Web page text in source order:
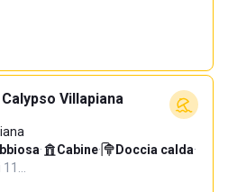
Villapiana
· Cabine· Doccia calda·